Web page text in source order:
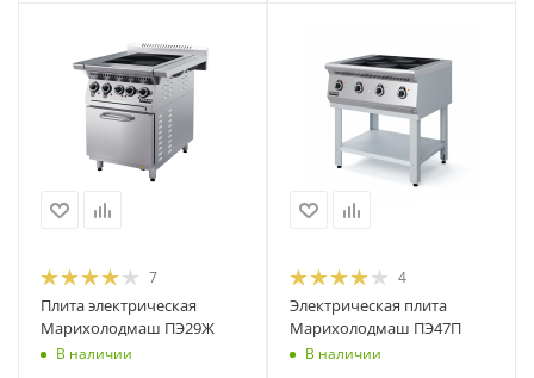
7
Плита электрическая
Марихолодмаш ПЭ29Ж
В наличии
4
Электрическая плита
Марихолодмаш ПЭ47П
В наличии